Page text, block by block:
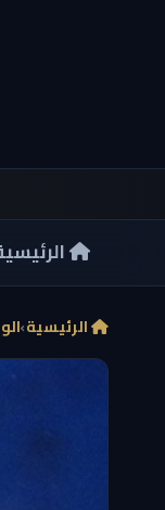
الرئيسية›